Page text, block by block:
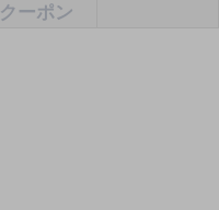
クーポン